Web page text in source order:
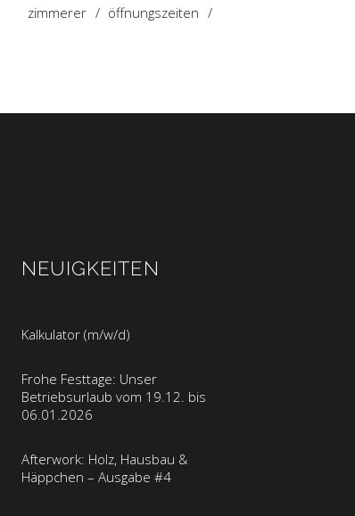
zimmerer
öffnungszeiten
NEUIGKEITEN
Kalkulator (m/w/d)
Frohe Festtage: Unser
Betriebsurlaub vom 19.12. bis
06.01.2026
Afterwork: Holz, Hausbau &
Häppchen – Ausgabe #4